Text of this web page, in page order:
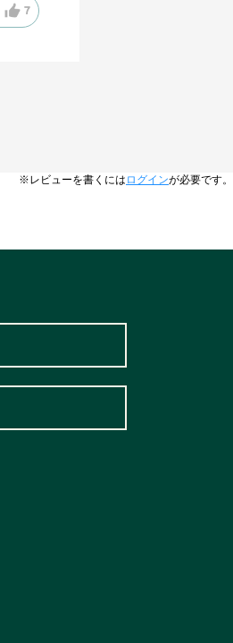
7
※レビューを書くには ログインが必要です。